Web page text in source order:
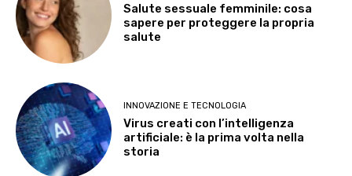
Salute sessuale femminile: cosa
sapere per proteggere la propria
salute
INNOVAZIONE E TECNOLOGIA
Virus creati con l’intelligenza
artificiale: è la prima volta nella
storia